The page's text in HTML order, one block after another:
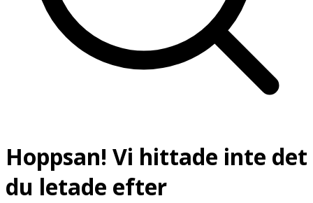
Hoppsan! Vi hittade inte det
du letade efter